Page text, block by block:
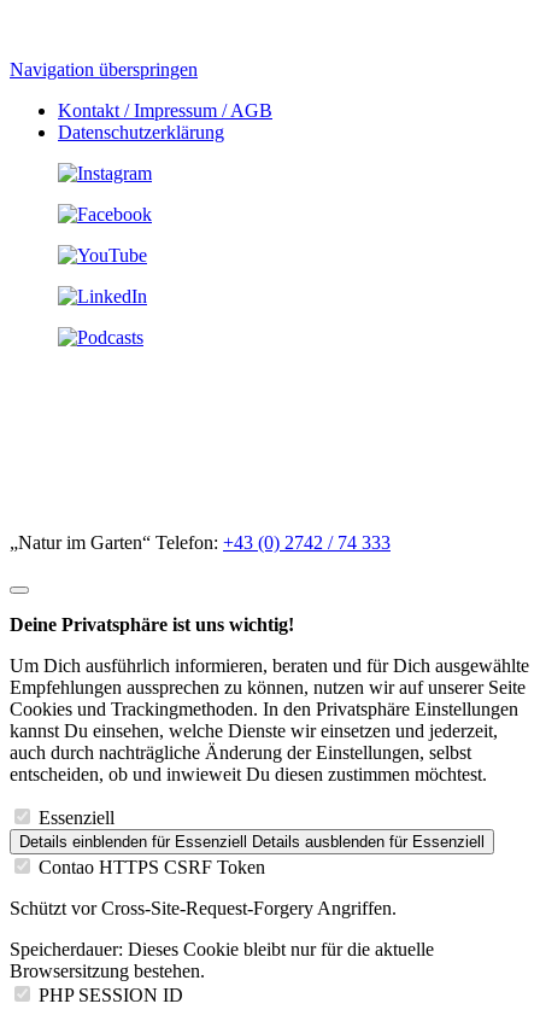
Navigation überspringen
Kontakt / Impressum / AGB
Datenschutzerklärung
„Natur im Garten“ Telefon: +43 (0) 2742 / 74 333
Deine Privatsphäre ist uns wichtig!
Um Dich ausführlich informieren, beraten und für Dich ausgewählte
Empfehlungen aussprechen zu können, nutzen wir auf unserer Seite
Cookies und Trackingmethoden. In den Privatsphäre Einstellungen
kannst Du einsehen, welche Dienste wir einsetzen und jederzeit,
auch durch nachträgliche Änderung der Einstellungen, selbst
entscheiden, ob und inwieweit Du diesen zustimmen möchtest.
Essenziell
Details einblenden für Essenziell Details ausblenden für Essenziell
Contao HTTPS CSRF Token
Schützt vor Cross-Site-Request-Forgery Angriffen.
Speicherdauer: Dieses Cookie bleibt nur für die aktuelle
Browsersitzung bestehen.
PHP SESSION ID